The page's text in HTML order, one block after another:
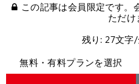
この記事は会員限定です。
ただけ
残り: 27文字
無料・有料プランを選択